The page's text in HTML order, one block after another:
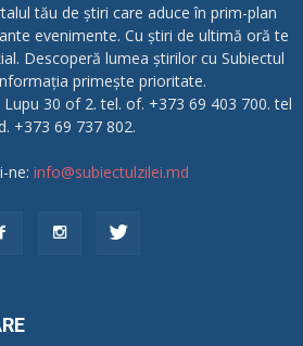
tău de știri care aduce în prim-plan
evenimente. Cu știri de ultimă oră te
Descoperă lumea știrilor cu Subiectul
primește prioritate.
Lupu 30 of 2. tel. of. +373 69 403 700. tel
+373 69 737 802.
ne: info@subiectulzilei.md